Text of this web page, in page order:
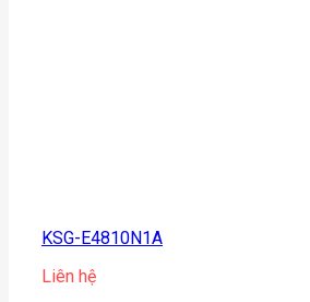
KSG-E4810N1A
Liên hệ